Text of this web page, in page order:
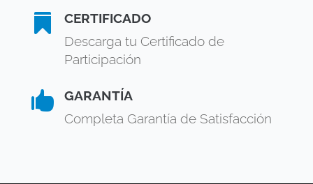

CERTIFICADO
Descarga tu Certificado de
Participación

GARANTÍA
Completa Garantía de Satisfacción